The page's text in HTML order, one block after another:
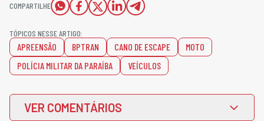
COMPARTILHE
TÓPICOS NESSE ARTIGO:
APREENSÃO BPTRAN CANO DE ESCAPE
MOTO
POLÍCIA MILITAR DA PARAÍBA
VEÍCULOS
VER COMENTÁRIOS